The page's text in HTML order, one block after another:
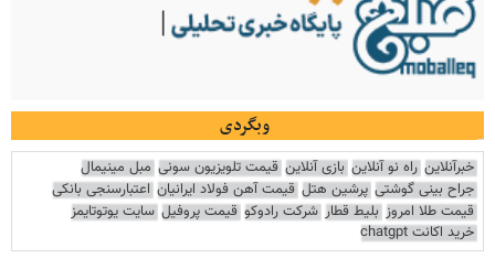
وبگردی
خبرآنلاین راه نو آنلاین بازی آنلاین قیمت تلویزیون سونی مبل مینیمال
جراح بینی گوشتی پرشین هتل قیمت آهن فولاد ایرانیان اعتبارسنجی بانکی
قیمت طلا امروز بلیط قطار شرکت رادوکو قیمت پروفیل سایت یوتوتایمز
خرید اکانت chatgpt